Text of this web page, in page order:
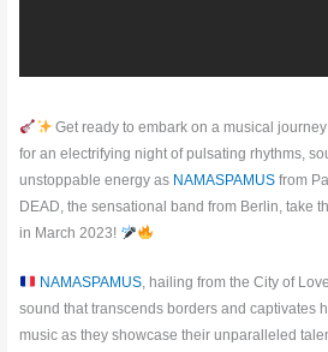
Get ready to embark on a musical
for an electrifying night of pulsating rhythms,
unstoppable energy as NAMASPAMUS from
DEAD, the sensational band from Berlin, take
in March 2023!
NAMASPAMUS, hailing from the City of
sound that transcends borders and captivates
music as they showcase their unparalleled